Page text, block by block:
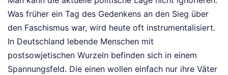
Was früher ein Tag des Gedenkens an den Sieg über
den Faschismus war, wird heute oft instrumentalisiert.
In Deutschland lebende Menschen mit
postsowjetischen Wurzeln befinden sich in einem
Spannungsfeld. Die einen wollen einfach nur ihre Väter